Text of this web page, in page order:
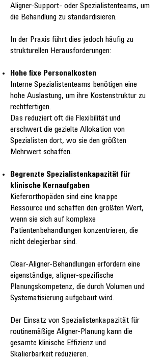
Aligner-Support- oder Spezialistenteams, um
die Behandlung zu standardisieren.
In der Praxis führt dies jedoch häufig zu
strukturellen Herausforderungen:
Hohe fixe Personalkosten
Interne Spezialistenteams benötigen eine
hohe Auslastung, um ihre Kostenstruktur zu
rechtfertigen.
Das reduziert oft die Flexibilität und
erschwert die gezielte Allokation von
Spezialisten dort, wo sie den größten
Mehrwert schaffen.
Begrenzte Spezialistenkapazität für
klinische Kernaufgaben
Kieferorthopäden sind eine knappe
Ressource und schaffen den größten Wert,
wenn sie sich auf komplexe
Patientenbehandlungen konzentrieren, die
nicht delegierbar sind.
Clear-Aligner-Behandlungen erfordern eine
eigenständige, aligner-spezifische
Planungskompetenz, die durch Volumen und
Systematisierung aufgebaut wird.
Der Einsatz von Spezialistenkapazität für
routinemäßige Aligner-Planung kann die
gesamte klinische Effizienz und
Skalierbarkeit reduzieren.